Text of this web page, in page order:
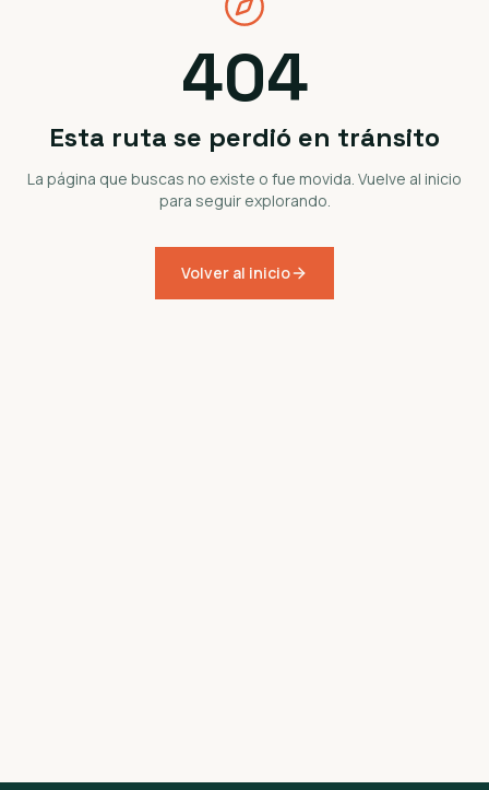
404
Esta ruta se perdió en tránsito
La página que buscas no existe o fue movida. Vuelve al inicio
para seguir explorando.
Volver al inicio